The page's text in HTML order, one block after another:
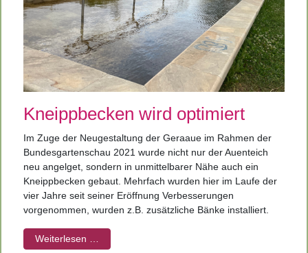
Kneippbecken wird optimiert
Im Zuge der Neugestaltung der Geraaue im Rahmen der
Bundesgartenschau 2021 wurde nicht nur der Auenteich
neu angelget, sondern in unmittelbarer Nähe auch ein
Kneippbecken gebaut. Mehrfach wurden hier im Laufe der
vier Jahre seit seiner Eröffnung Verbesserungen
vorgenommen, wurden z.B. zusätzliche Bänke installiert.
Weiterlesen …